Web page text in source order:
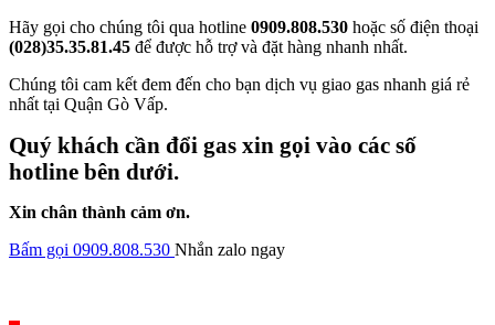
Hãy gọi cho chúng tôi qua hotline 0909.808.530 hoặc số điện thoại
(028)35.35.81.45 để được hỗ trợ và đặt hàng nhanh nhất.
Chúng tôi cam kết đem đến cho bạn dịch vụ giao gas nhanh giá rẻ
nhất tại Quận Gò Vấp.
Quý khách cần đổi gas xin gọi vào các số
hotline bên dưới.
Xin chân thành cảm ơn.
Bấm gọi 0909.808.530 Nhắn zalo ngay